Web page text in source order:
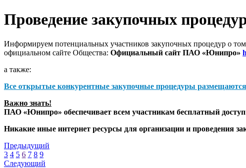
Проведение закупочных
Информируем потенциальных участников закупочных процедур о
официальном сайте Общества: Официальный сайт ПАО «Юнипро»
а также:
Все открытые конкурентные закупочные процедуры
Важно знать!
ПАО «Юнипро» обеспечивает всем участникам бесплатный
Никакие иные интернет ресурсы для организации и проведения
Предыдущий
3 4 5 6 7 8 9
Следующий